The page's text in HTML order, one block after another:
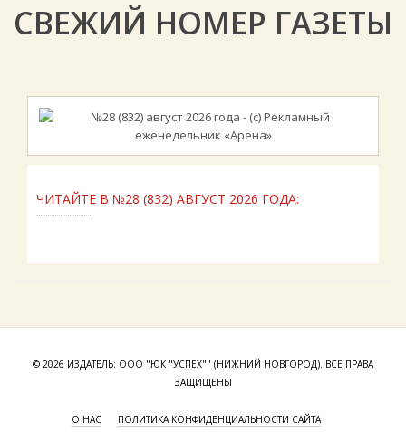
СВЕЖИЙ НОМЕР ГАЗЕТЫ
ЧИТАЙТЕ В №28 (832) АВГУСТ 2026 ГОДА:
© 2026 ИЗДАТЕЛЬ: ООО "ЮК "УСПЕХ"" (НИЖНИЙ НОВГОРОД). ВСЕ ПРАВА
ЗАЩИЩЕНЫ
О НАС
ПОЛИТИКА КОНФИДЕНЦИАЛЬНОСТИ САЙТА